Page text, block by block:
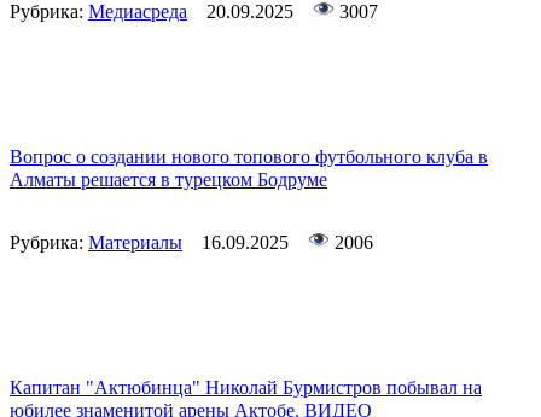
Рубрика: Медиасреда 20.09.2025 3007
Вопрос о создании нового топового футбольного клуба в
Алматы решается в турецком Бодруме
Рубрика: Материалы 16.09.2025 2006
Капитан "Актюбинца" Николай Бурмистров побывал на
юбилее знаменитой арены Актобе. ВИДЕО